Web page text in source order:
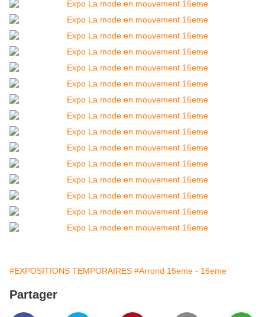
#EXPOSITIONS TEMPORAIRES #Arrond 15eme - 16eme
Partager